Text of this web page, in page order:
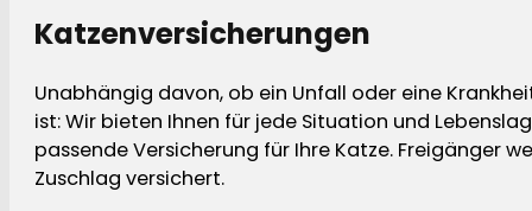
Katzenversicherungen
Unabhängig davon, ob ein Unfall oder eine
ist: Wir bieten Ihnen für jede Situation und
passende Versicherung für Ihre Katze. Freigänger
Zuschlag versichert.